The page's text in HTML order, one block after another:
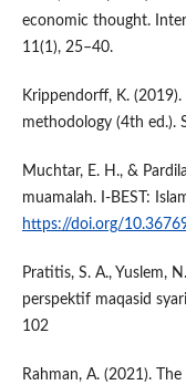
economic thought.
11(1), 25–40.
Krippendorff, K.
methodology (4th ed.).
Muchtar, E. H., &
muamalah. I-BEST:
https://doi.org/
Pratitis, S. A., Yuslem,
perspektif maqasid
102
Rahman, A. (2021).